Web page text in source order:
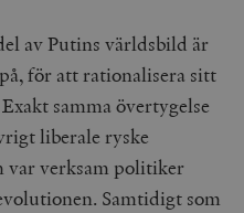
av Putins världsbild är
för att rationalisera sitt
samma övertygelse
liberale ryske
var verksam politiker
Samtidigt som